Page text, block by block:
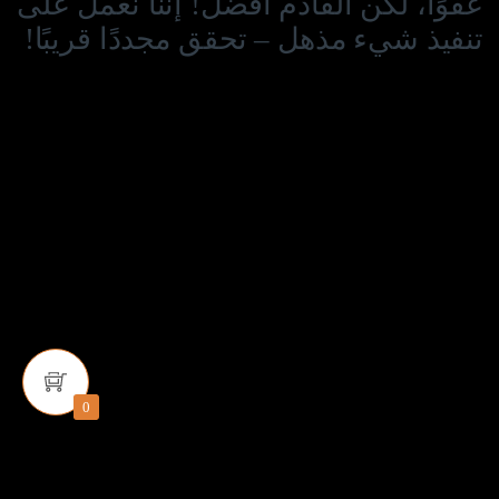
تنفيذ شيء مذهل – تحقق مجددًا قريبًا!
0